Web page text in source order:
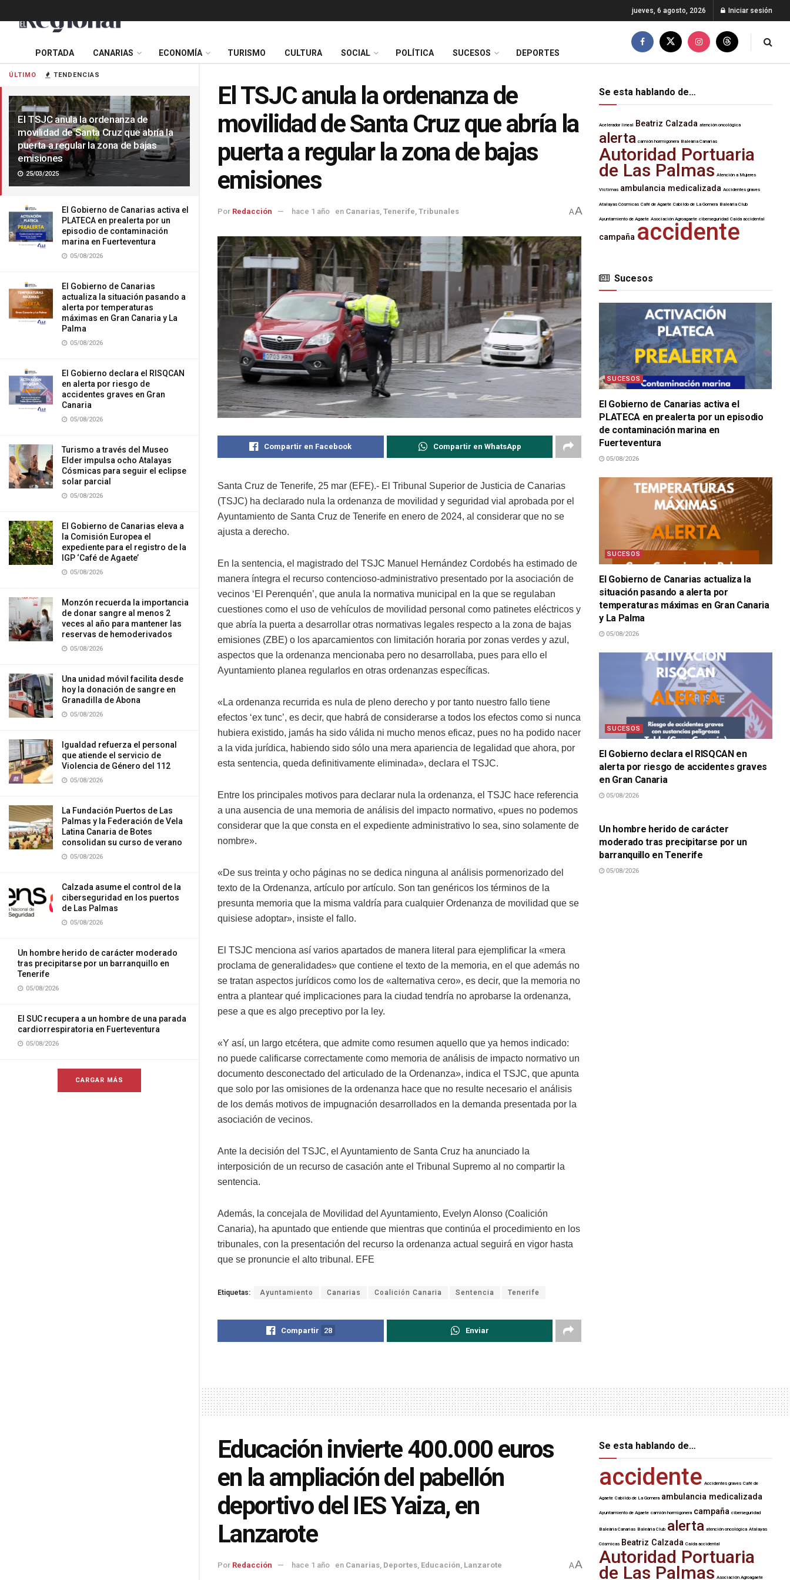
ÚLTIMO TENDENCIAS
El TSJC anula la ordenanza de
movilidad de Santa Cruz que abría la
puerta a regular la zona de bajas
emisiones
25/03/2025
El Gobierno de Canarias activa el
PLATECA en prealerta por un
episodio de contaminación
marina en Fuerteventura
05/08/2026
El Gobierno de Canarias
actualiza la situación pasando a
alerta por temperaturas
máximas en Gran Canaria y La
Palma
05/08/2026
El Gobierno declara el RISQCAN
en alerta por riesgo de
accidentes graves en Gran
Canaria
05/08/2026
Turismo a través del Museo
Elder impulsa ocho Atalayas
Cósmicas para seguir el eclipse
solar parcial
05/08/2026
El Gobierno de Canarias eleva a
la Comisión Europea el
expediente para el registro de la
IGP ‘Café de Agaete’
05/08/2026
Monzón recuerda la importancia
de donar sangre al menos 2
veces al año para mantener las
reservas de hemoderivados
05/08/2026
Una unidad móvil facilita desde
hoy la donación de sangre en
Granadilla de Abona
05/08/2026
Igualdad refuerza el personal
que atiende el servicio de
Violencia de Género del 112
05/08/2026
La Fundación Puertos de Las
Palmas y la Federación de Vela
Latina Canaria de Botes
consolidan su curso de verano
05/08/2026
Calzada asume el control de la
ciberseguridad en los puertos
de Las Palmas
05/08/2026
Un hombre herido de carácter moderado
tras precipitarse por un barranquillo en
Tenerife
05/08/2026
El SUC recupera a un hombre de una parada
cardiorrespiratoria en Fuerteventura
05/08/2026
CARGAR MÁS
jueves, 6 agosto, 2026 Iniciar sesión
PORTADA CANARIAS ECONOMÍA TURISMO CULTURA SOCIAL POLÍTICA SUCESOS DEPORTES
El TSJC anula la ordenanza de
movilidad de Santa Cruz que abría la
puerta a regular la zona de bajas
emisiones
Por Redacción hace 1 año en Canarias Tenerife Tribunales AA
Compartir en Facebook Compartir en WhatsApp
Santa Cruz de Tenerife, 25 mar (EFE).- El Tribunal Superior de Justicia de Canarias
(TSJC) ha declarado nula la ordenanza de movilidad y seguridad vial aprobada por el
Ayuntamiento de Santa Cruz de Tenerife en enero de 2024, al considerar que no se
ajusta a derecho.
En la sentencia, el magistrado del TSJC Manuel Hernández Cordobés ha estimado de
manera íntegra el recurso contencioso-administrativo presentado por la asociación de
vecinos ‘El Perenquén’, que anula la normativa municipal en la que se regulaban
cuestiones como el uso de vehículos de movilidad personal como patinetes eléctricos y
que abría la puerta a desarrollar otras normativas legales respecto a la zona de bajas
emisiones (ZBE) o los aparcamientos con limitación horaria por zonas verdes y azul,
aspectos que la ordenanza mencionaba pero no desarrollaba, pues para ello el
Ayuntamiento planea regularlos en otras ordenanzas específicas.
«La ordenanza recurrida es nula de pleno derecho y por tanto nuestro fallo tiene
efectos ‘ex tunc’, es decir, que habrá de considerarse a todos los efectos como si nunca
hubiera existido, jamás ha sido válida ni mucho menos eficaz, pues no ha podido nacer
a la vida jurídica, habiendo sido sólo una mera apariencia de legalidad que ahora, por
esta sentencia, queda definitivamente eliminada», declara el TSJC.
Entre los principales motivos para declarar nula la ordenanza, el TSJC hace referencia
a una ausencia de una memoria de análisis del impacto normativo, «pues no podemos
considerar que la que consta en el expediente administrativo lo sea, sino solamente de
nombre».
«De sus treinta y ocho páginas no se dedica ninguna al análisis pormenorizado del
texto de la Ordenanza, artículo por artículo. Son tan genéricos los términos de la
presunta memoria que la misma valdría para cualquier Ordenanza de movilidad que se
quisiese adoptar», insiste el fallo.
El TSJC menciona así varios apartados de manera literal para ejemplificar la «mera
proclama de generalidades» que contiene el texto de la memoria, en el que además no
se tratan aspectos jurídicos como los de «alternativa cero», es decir, que la memoria no
entra a plantear qué implicaciones para la ciudad tendría no aprobarse la ordenanza,
pese a que es algo preceptivo por la ley.
«Y así, un largo etcétera, que admite como resumen aquello que ya hemos indicado:
no puede calificarse correctamente como memoria de análisis de impacto normativo un
documento desconectado del articulado de la Ordenanza», indica el TSJC, que apunta
que solo por las omisiones de la ordenanza hace que no resulte necesario el análisis
de los demás motivos de impugnación desarrollados en la demanda presentada por la
asociación de vecinos.
Ante la decisión del TSJC, el Ayuntamiento de Santa Cruz ha anunciado la
interposición de un recurso de casación ante el Tribunal Supremo al no compartir la
sentencia.
Además, la concejala de Movilidad del Ayuntamiento, Evelyn Alonso (Coalición
Canaria), ha apuntado que entiende que mientras que continúa el procedimiento en los
tribunales, con la presentación del recurso la ordenanza actual seguirá en vigor hasta
que se pronuncie el alto tribunal. EFE
Etiquetas: Ayuntamiento Canarias Coalición Canaria Sentencia Tenerife
Compartir 28 Enviar
Se esta hablando de…
Acelerador lineal Beatriz Calzada atención oncológica
alerta camión hormigonera Baleària Canarias
Autoridad Portuaria
de Las Palmas Atención a Mujeres
Víctimas ambulancia medicalizada Accidentes graves
Atalayas Cósmicas Café de Agaete Cabildo de La Gomera Baleària Club
Ayuntamiento de Agaete Asociación Agroagaete ciberseguridad Caída accidental
campaña accidente
Sucesos
SUCESOS
El Gobierno de Canarias activa el
PLATECA en prealerta por un episodio
de contaminación marina en
Fuerteventura
05/08/2026
SUCESOS
El Gobierno de Canarias actualiza la
situación pasando a alerta por
temperaturas máximas en Gran Canaria
y La Palma
05/08/2026
SUCESOS
El Gobierno declara el RISQCAN en
alerta por riesgo de accidentes graves
en Gran Canaria
05/08/2026
Un hombre herido de carácter
moderado tras precipitarse por un
barranquillo en Tenerife
05/08/2026
Educación invierte 400.000 euros
en la ampliación del pabellón
deportivo del IES Yaiza, en
Lanzarote
Por Redacción hace 1 año en Canarias, Deportes, Educación, Lanzarote AA
Se esta hablando de…
accidente Accidentes graves Café de
Agaete Cabildo de La Gomera ambulancia medicalizada
Ayuntamiento de Agaete camión hormigonera campaña ciberseguridad
Baleària Canarias Baleària Club alerta atención oncológica Atalayas
Cósmicas Beatriz Calzada Caída accidental
Autoridad Portuaria
de Las Palmas Asociación Agroagaete